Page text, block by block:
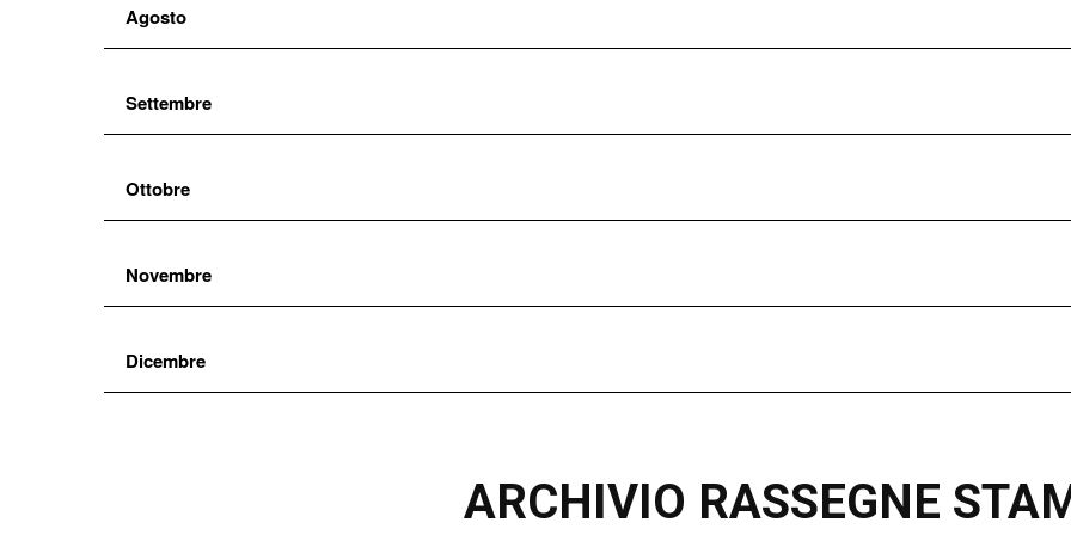
Agosto
Settembre
Ottobre
Novembre
Dicembre
ARCHIVIO RASSEGNE